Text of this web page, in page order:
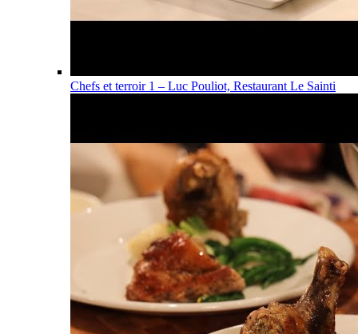
Chefs et terroir 1 – Luc Pouliot, Restaurant Le Sainti